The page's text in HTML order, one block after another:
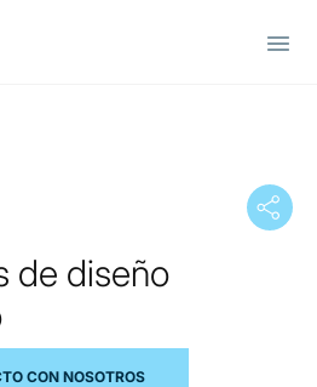
de diseño
CON NOSOTROS